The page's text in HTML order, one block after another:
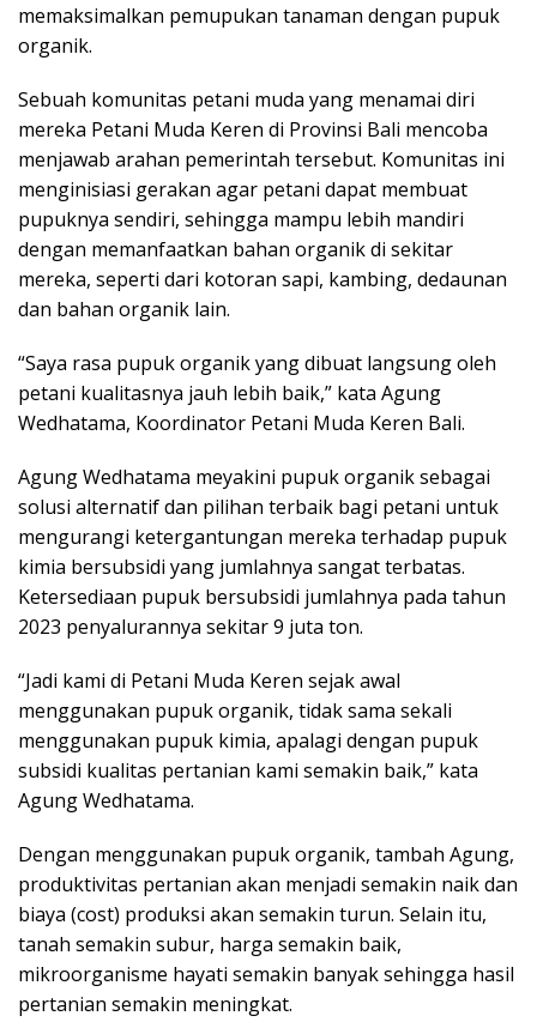
memaksimalkan pemupukan tanaman dengan pupuk
organik.
Sebuah komunitas petani muda yang menamai diri
mereka Petani Muda Keren di Provinsi Bali mencoba
menjawab arahan pemerintah tersebut. Komunitas ini
menginisiasi gerakan agar petani dapat membuat
pupuknya sendiri, sehingga mampu lebih mandiri
dengan memanfaatkan bahan organik di sekitar
mereka, seperti dari kotoran sapi, kambing, dedaunan
dan bahan organik lain.
“Saya rasa pupuk organik yang dibuat langsung oleh
petani kualitasnya jauh lebih baik,” kata Agung
Wedhatama, Koordinator Petani Muda Keren Bali.
Agung Wedhatama meyakini pupuk organik sebagai
solusi alternatif dan pilihan terbaik bagi petani untuk
mengurangi ketergantungan mereka terhadap pupuk
kimia bersubsidi yang jumlahnya sangat terbatas.
Ketersediaan pupuk bersubsidi jumlahnya pada tahun
2023 penyalurannya sekitar 9 juta ton.
“Jadi kami di Petani Muda Keren sejak awal
menggunakan pupuk organik, tidak sama sekali
menggunakan pupuk kimia, apalagi dengan pupuk
subsidi kualitas pertanian kami semakin baik,” kata
Agung Wedhatama.
Dengan menggunakan pupuk organik, tambah Agung,
produktivitas pertanian akan menjadi semakin naik dan
biaya (cost) produksi akan semakin turun. Selain itu,
tanah semakin subur, harga semakin baik,
mikroorganisme hayati semakin banyak sehingga hasil
pertanian semakin meningkat.